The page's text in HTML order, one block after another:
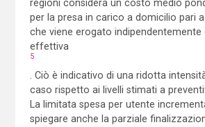
regioni considera un costo medio
per la presa in carico a domicilio pari
che viene erogato indipendentemente
effettiva
5
. Ciò è indicativo di una ridotta
caso rispetto ai livelli stimati a
La limitata spesa per utente
spiegare anche la parziale